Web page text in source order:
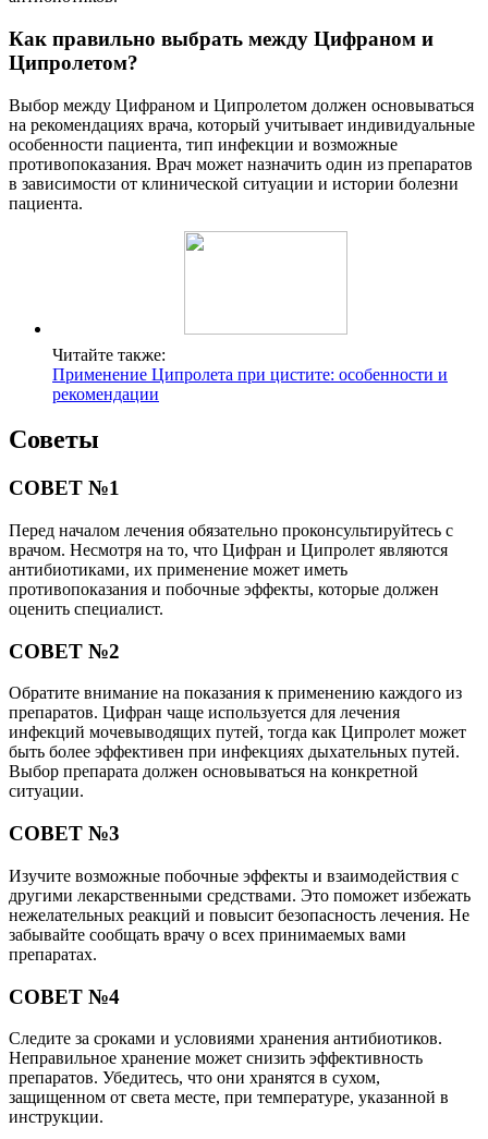
Как правильно выбрать между Цифраном и
Ципролетом?
Выбор между Цифраном и Ципролетом должен основываться
на рекомендациях врача, который учитывает индивидуальные
особенности пациента, тип инфекции и возможные
противопоказания. Врач может назначить один из препаратов
в зависимости от клинической ситуации и истории болезни
пациента.
Читайте также:
Применение Ципролета при цистите: особенности и
рекомендации
Советы
СОВЕТ №1
Перед началом лечения обязательно проконсультируйтесь с
врачом. Несмотря на то, что Цифран и Ципролет являются
антибиотиками, их применение может иметь
противопоказания и побочные эффекты, которые должен
оценить специалист.
СОВЕТ №2
Обратите внимание на показания к применению каждого из
препаратов. Цифран чаще используется для лечения
инфекций мочевыводящих путей, тогда как Ципролет может
быть более эффективен при инфекциях дыхательных путей.
Выбор препарата должен основываться на конкретной
ситуации.
СОВЕТ №3
Изучите возможные побочные эффекты и взаимодействия с
другими лекарственными средствами. Это поможет избежать
нежелательных реакций и повысит безопасность лечения. Не
забывайте сообщать врачу о всех принимаемых вами
препаратах.
СОВЕТ №4
Следите за сроками и условиями хранения антибиотиков.
Неправильное хранение может снизить эффективность
препаратов. Убедитесь, что они хранятся в сухом,
защищенном от света месте, при температуре, указанной в
инструкции.